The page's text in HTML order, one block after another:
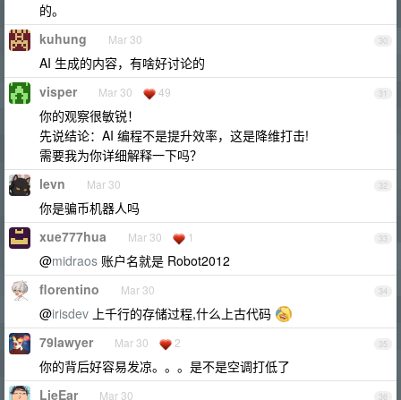
的。
30
kuhung Mar 30
AI 生成的内容，有啥好讨论的
31
visper Mar 30 49
你的观察很敏锐！
先说结论：AI 编程不是提升效率，这是降维打击!
需要我为你详细解释一下吗？
32
levn Mar 30
你是骗币机器人吗
33
xue777hua Mar 30 1
@midraos 账户名就是 Robot2012
34
florentino Mar 30
@irisdev 上千行的存储过程,什么上古代码
35
79lawyer Mar 30 2
你的背后好容易发凉。。。是不是空调打低了
36
LieEar Mar 30